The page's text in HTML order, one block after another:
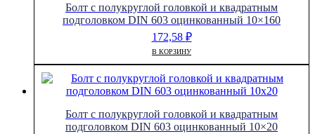
Болт с полукруглой головкой и квадратным
подголовком DIN 603 оцинкованный 10×160
172,58 ₽
В КОРЗИНУ
Болт с полукруглой головкой и квадратным
подголовком DIN 603 оцинкованный 10×20